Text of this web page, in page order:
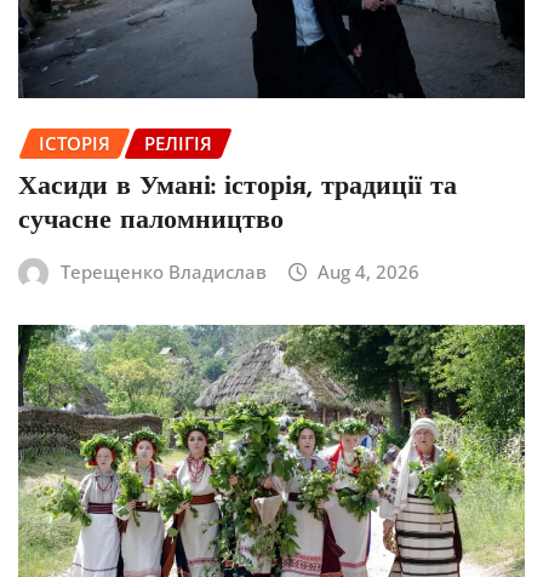
ІСТОРІЯ РЕЛІГІЯ
Хасиди в Умані: історія, традиції та
сучасне паломництво
Терещенко Владислав Aug 4, 2026